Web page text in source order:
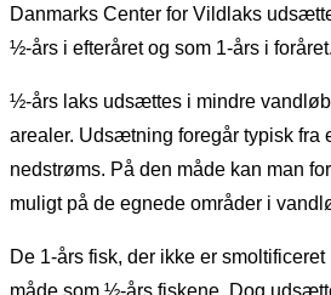
Danmarks Center for Vildlaks
½-års i efteråret og som 1-års i foråret.
½-års laks udsættes i mindre
arealer. Udsætning foregår typisk fra
nedstrøms. På den måde kan man
muligt på de egnede områder i
De 1-års fisk, der ikke er